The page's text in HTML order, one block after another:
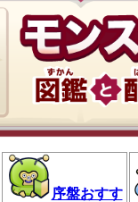
序盤おすす